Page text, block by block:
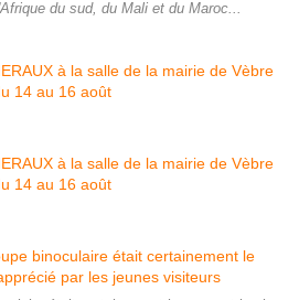
du sud, du Mali et du Maroc...